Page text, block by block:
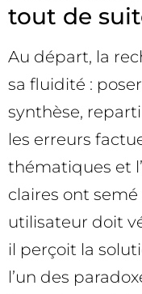
tout de
Au départ, la
sa fluidité :
synthèse,
les erreurs
thématiques et
claires ont
utilisateur doit
il perçoit la
l’un des